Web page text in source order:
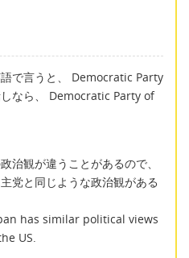
で言うと、 Democratic Party
なら、 Democratic Party of
治観が違うことがあるので、
党と同じような政治観がある
has similar political views
US.